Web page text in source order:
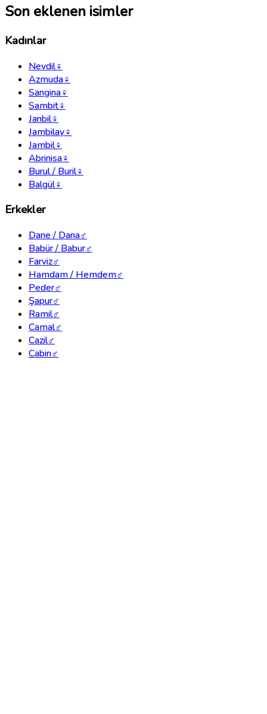
Son eklenen isimler
Kadınlar
Nevdil♀
Azmuda♀
Sangina♀
Sambit♀
Janbil♀
Jambilay♀
Jambil♀
Abrinisa♀
Burul / Buril♀
Balgül♀
Erkekler
Dane / Dana♂
Babür / Babur♂
Farviz♂
Hamdam / Hemdem♂
Peder♂
Şapur♂
Ramil♂
Camal♂
Cazil♂
Cabin♂